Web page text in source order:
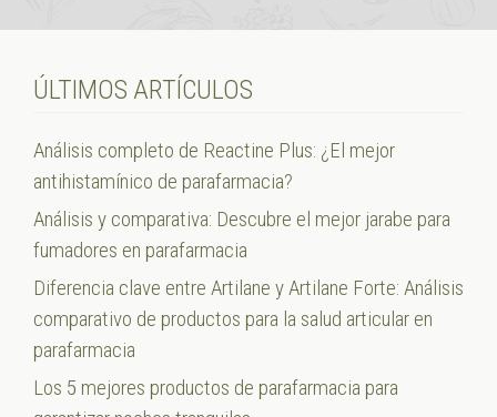
ÚLTIMOS ARTÍCULOS
Análisis completo de Reactine Plus: ¿El mejor
antihistamínico de parafarmacia?
Análisis y comparativa: Descubre el mejor jarabe para
fumadores en parafarmacia
Diferencia clave entre Artilane y Artilane Forte: Análisis
comparativo de productos para la salud articular en
parafarmacia
Los 5 mejores productos de parafarmacia para